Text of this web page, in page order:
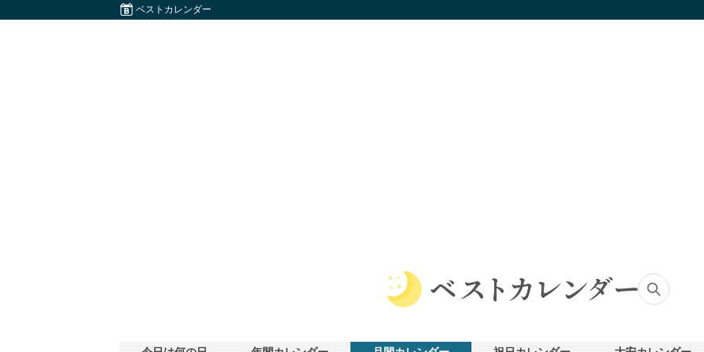
ベストカレンダー